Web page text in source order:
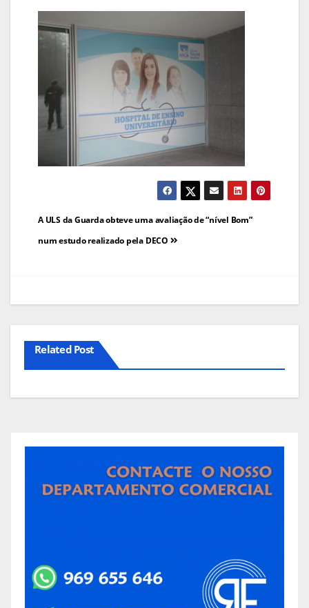
Navegação
de
A ULS da Guarda obteve uma avaliação de “nível Bom”
num estudo realizado pela DECO
Related Post